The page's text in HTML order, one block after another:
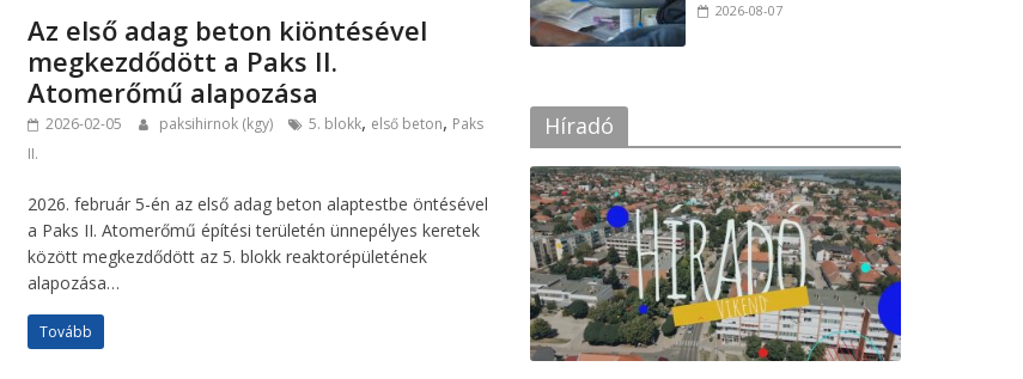
Az első adag beton kiöntésével
megkezdődött a Paks II.
Atomerőmű alapozása
2026-02-05 paksihirnok (kgy) 5. blokk, első beton, Paks
II.
2026. február 5-én az első adag beton alaptestbe öntésével
a Paks II. Atomerőmű építési területén ünnepélyes keretek
között megkezdődött az 5. blokk reaktorépületének
alapozása…
Tovább
2026-08-07
Híradó